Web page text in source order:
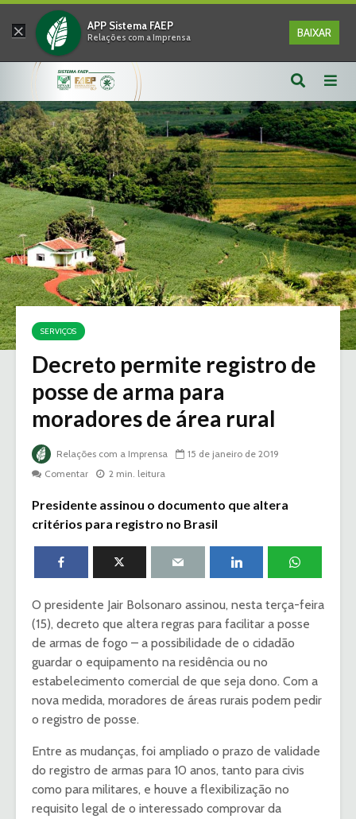
× APP Sistema FAEP
Relações com a Imprensa BAIXAR
SERVIÇOS
Decreto permite registro de
posse de arma para
moradores de área rural
Relações com a Imprensa
15 de janeiro de 2019
Comentar
2 min. leitura
Presidente assinou o documento que altera
critérios para registro no Brasil
O presidente Jair Bolsonaro assinou, nesta terça-feira
(15), decreto que altera regras para facilitar a posse
de armas de fogo – a possibilidade de o cidadão
guardar o equipamento na residência ou no
estabelecimento comercial de que seja dono. Com a
nova medida, moradores de áreas rurais podem pedir
o registro de posse.
Entre as mudanças, foi ampliado o prazo de validade
do registro de armas para 10 anos, tanto para civis
como para militares, e houve a flexibilização no
requisito legal de o interessado comprovar da